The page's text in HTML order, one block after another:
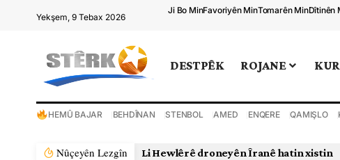
Yekşem, 9 Tebax 2026
Ji Bo MinFavoriyên MinTomarên MinDîtinên
DESTPÊK ROJANE
HEMÛ BAJAR BEHDÎNAN STENBOL AMED ENQERE QAMIŞLO
Nûçeyên Lezgîn